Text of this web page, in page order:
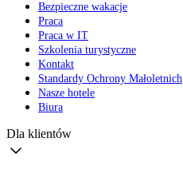
Bezpieczne wakacje
Praca
Praca w IT
Szkolenia turystyczne
Kontakt
Standardy Ochrony Małoletnich
Nasze hotele
Biura
Dla klientów